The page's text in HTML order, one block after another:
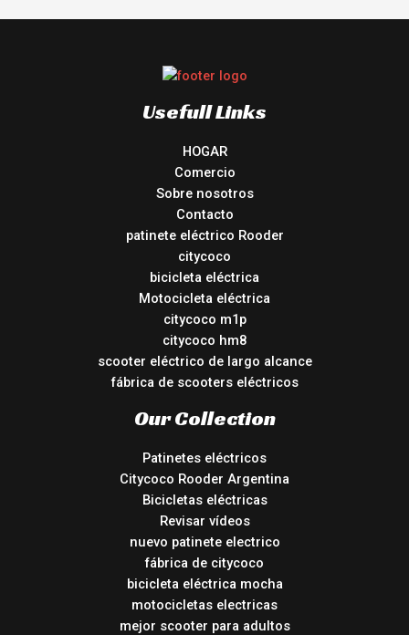
Usefull Links
HOGAR
Comercio
Sobre nosotros
Contacto
patinete eléctrico Rooder
citycoco
bicicleta eléctrica
Motocicleta eléctrica
citycoco m1p
citycoco hm8
scooter eléctrico de largo alcance
fábrica de scooters eléctricos
Our Collection
Patinetes eléctricos
Citycoco Rooder Argentina
Bicicletas eléctricas
Revisar vídeos
nuevo patinete electrico
fábrica de citycoco
bicicleta eléctrica mocha
motocicletas electricas
mejor scooter para adultos